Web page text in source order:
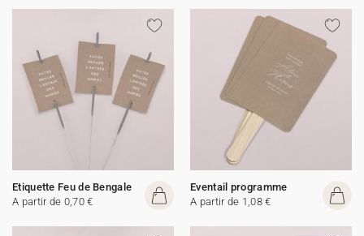
Etiquette Feu de Bengale
A partir de 0,70 €
Eventail programme
A partir de 1,08 €